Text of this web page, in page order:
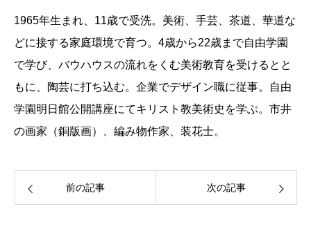
1965年生まれ、11歳で受洗。美術、手芸、茶道、華道な
どに接する家庭環境で育つ。4歳から22歳まで自由学園
で学び、バウハウスの流れをくむ美術教育を受けるとと
もに、陶芸に打ち込む。企業でデザイン職に従事。自由
学園明日館公開講座にてキリスト教美術史を学ぶ。市井
の画家（銅版画）、編み物作家、装花士。
前の記事 次の記事